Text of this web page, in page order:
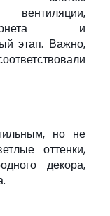
и
этап. Важно,
но не
оттенки,
декора,